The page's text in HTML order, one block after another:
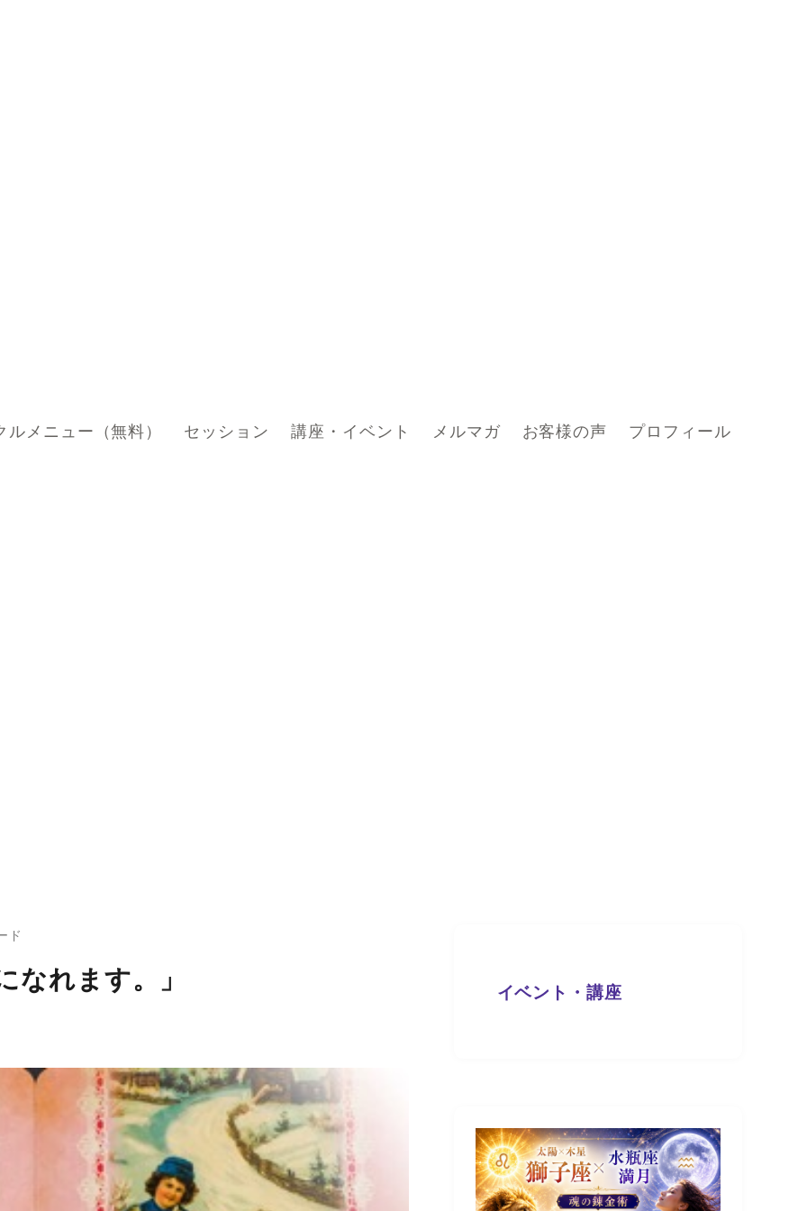
ルメニュー（無料） セッション 講座・イベント メルマガ お客様の声 プロフィール
ド
れます。」 イベント・講座